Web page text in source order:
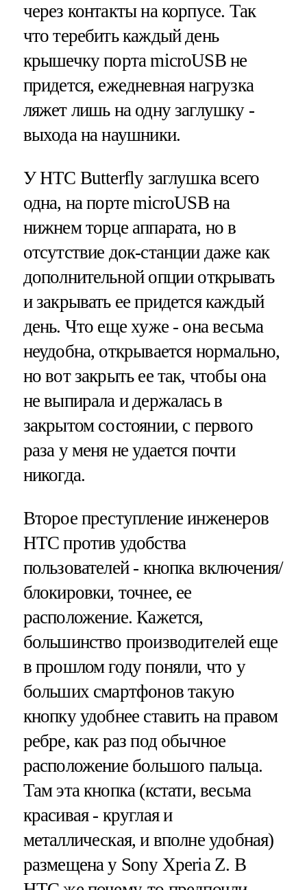
через контакты на корпусе. Так
что теребить каждый день
крышечку порта microUSB не
придется, ежедневная нагрузка
ляжет лишь на одну заглушку -
выхода на наушники.
У HTC Butterfly заглушка всего
одна, на порте microUSB на
нижнем торце аппарата, но в
отсутствие док-станции даже как
дополнительной опции открывать
и закрывать ее придется каждый
день. Что еще хуже - она весьма
неудобна, открывается нормально,
но вот закрыть ее так, чтобы она
не выпирала и держалась в
закрытом состоянии, с первого
раза у меня не удается почти
никогда.
Второе преступление инженеров
HTC против удобства
пользователей - кнопка включения/
блокировки, точнее, ее
расположение. Кажется,
большинство производителей еще
в прошлом году поняли, что у
больших смартфонов такую
кнопку удобнее ставить на правом
ребре, как раз под обычное
расположение большого пальца.
Там эта кнопка (кстати, весьма
красивая - круглая и
металлическая, и вполне удобная)
размещена у Sony Xperia Z. В